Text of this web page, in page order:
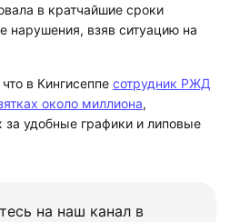
в кратчайшие сроки
нарушения, взяв ситуацию на
в Кингисеппе сотрудник РЖД
около миллиона,
удобные графики и липовые
на наш канал в